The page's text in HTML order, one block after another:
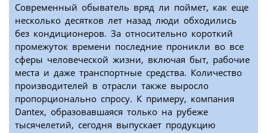
Современный обыватель вряд ли поймет, как еще
несколько десятков лет назад люди обходились
без кондиционеров. За относительно короткий
промежуток времени последние проникли во все
сферы человеческой жизни, включая быт, рабочие
места и даже транспортные средства. Количество
производителей в отрасли также выросло
пропорционально спросу. К примеру, компания
Dantex, образовавшаяся только на рубеже
тысячелетий, сегодня выпускает продукцию